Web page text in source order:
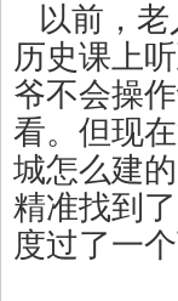
以前，老
历史课上
爷不会操
看。但现
城怎么建
精准找到
度过了一个